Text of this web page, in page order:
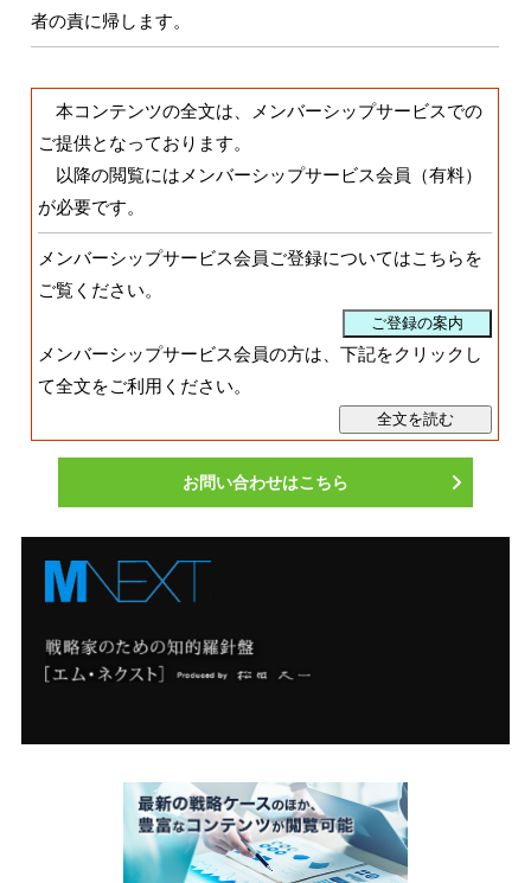
者の責に帰します。
本コンテンツの全文は、メンバーシップサービスでの
ご提供となっております。
以降の閲覧にはメンバーシップサービス会員（有料）
が必要です。
メンバーシップサービス会員ご登録についてはこちらを
ご覧ください。
メンバーシップサービス会員の方は、下記をクリックし
て全文をご利用ください。
お問い合わせはこちら